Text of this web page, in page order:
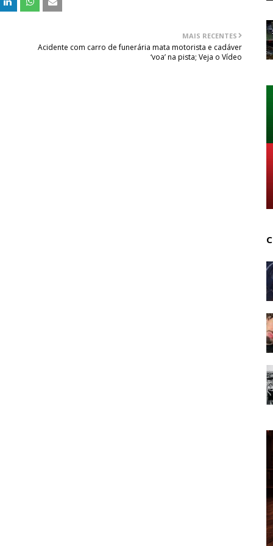
MAIS RECENTES
Acidente com carro de funerária mata motorista e cadáver
‘voa’ na pista; Veja o Vídeo